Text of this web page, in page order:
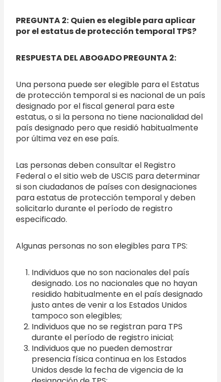
PREGUNTA 2: Quien es elegible para aplicar
por el estatus de protección temporal TPS?
RESPUESTA DEL ABOGADO PREGUNTA 2:
Una persona puede ser elegible para el Estatus
de protección temporal si es nacional de un país
designado por el fiscal general para este
estatus, o si la persona no tiene nacionalidad del
país designado pero que residió habitualmente
por última vez en ese país.
Las personas deben consultar el Registro
Federal o el sitio web de USCIS para determinar
si son ciudadanos de países con designaciones
para estatus de protección temporal y deben
solicitarlo durante el período de registro
especificado.
Algunas personas no son elegibles para TPS:
Individuos que no son nacionales del país
designado. Los no nacionales que no hayan
residido habitualmente en el país designado
justo antes de venir a los Estados Unidos
tampoco son elegibles;
Individuos que no se registran para TPS
durante el período de registro inicial;
Individuos que no pueden demostrar
presencia física continua en los Estados
Unidos desde la fecha de vigencia de la